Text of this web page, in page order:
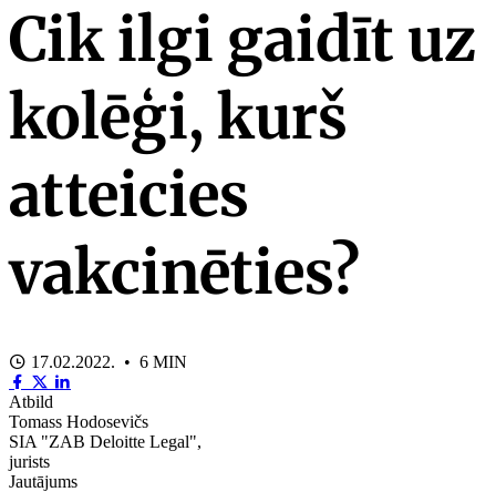
Cik ilgi gaidīt uz
kolēģi, kurš
atteicies
vakcinēties?
17.02.2022. • 6 MIN
Atbild
Tomass Hodosevičs
SIA "ZAB Deloitte Legal",
jurists
Jautājums